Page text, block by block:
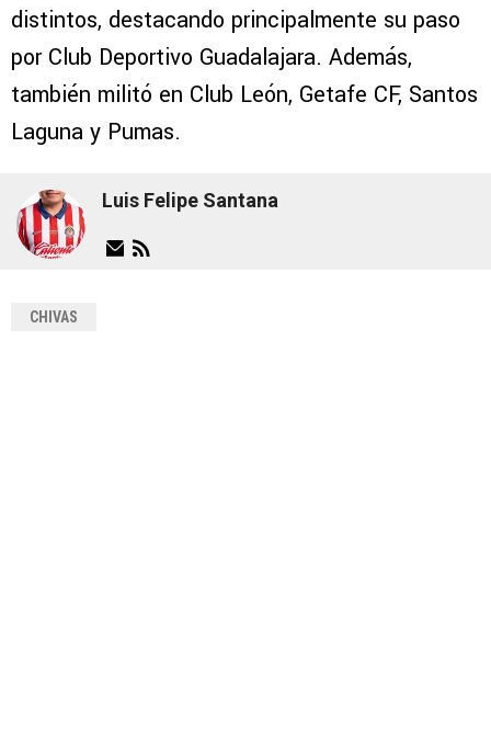
distintos, destacando principalmente su paso
por Club Deportivo Guadalajara. Además,
también militó en Club León, Getafe CF, Santos
Laguna y Pumas.
Luis Felipe Santana
CHIVAS